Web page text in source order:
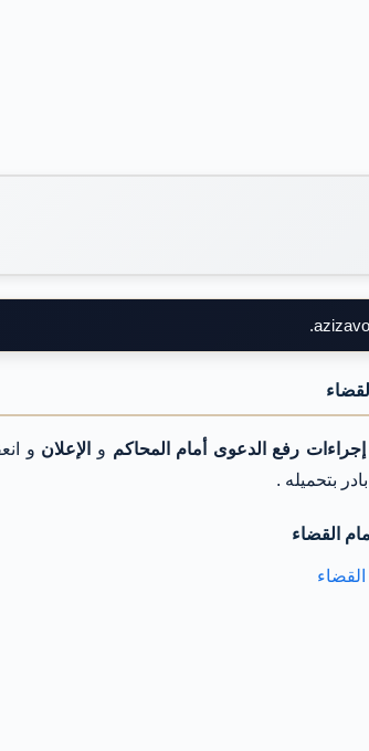
إجراءات رفع الدعوى أمام المحاكم و الإعلان و
بادر بتحميله .
القضاء